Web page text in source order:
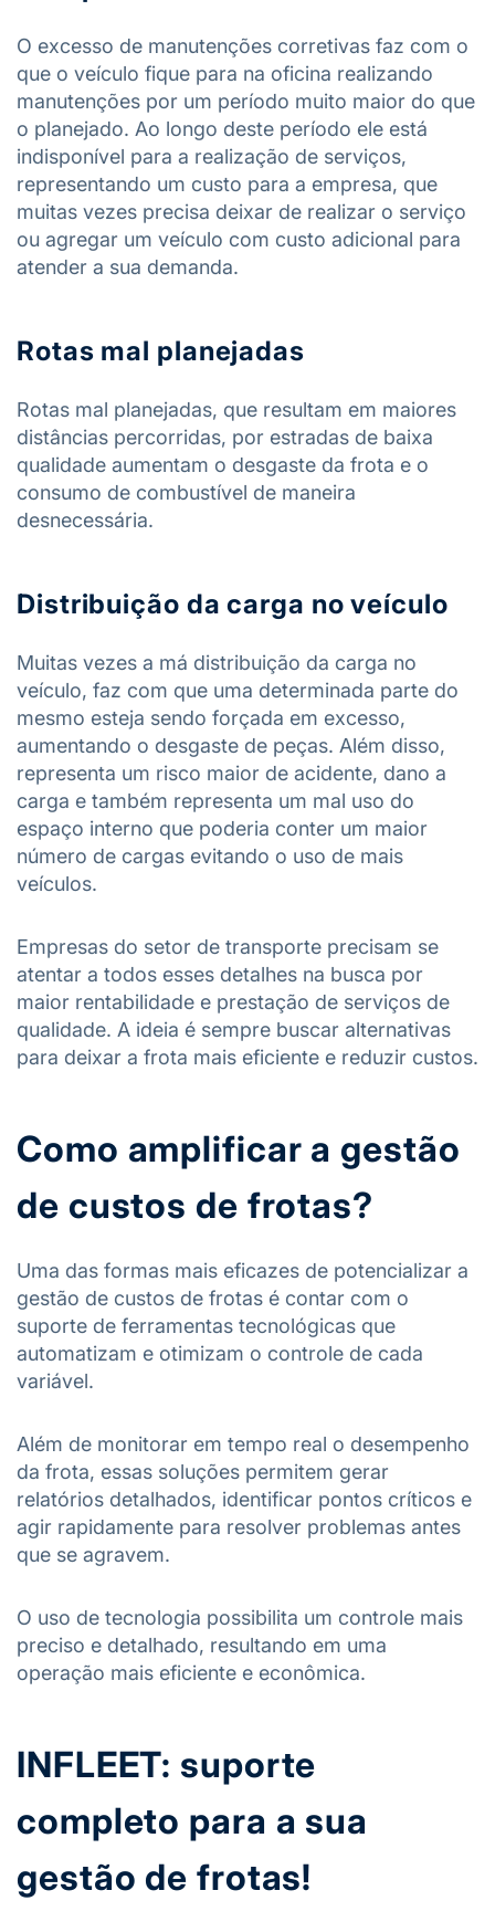
O excesso de manutenções corretivas faz com o
que o veículo fique para na oficina realizando
manutenções por um período muito maior do que
o planejado. Ao longo deste período ele está
indisponível para a realização de serviços,
representando um custo para a empresa, que
muitas vezes precisa deixar de realizar o serviço
ou agregar um veículo com custo adicional para
atender a sua demanda.
Rotas mal planejadas
Rotas mal planejadas, que resultam em maiores
distâncias percorridas, por estradas de baixa
qualidade aumentam o desgaste da frota e o
consumo de combustível de maneira
desnecessária.
Distribuição da carga no veículo
Muitas vezes a má distribuição da carga no
veículo, faz com que uma determinada parte do
mesmo esteja sendo forçada em excesso,
aumentando o desgaste de peças. Além disso,
representa um risco maior de acidente, dano a
carga e também representa um mal uso do
espaço interno que poderia conter um maior
número de cargas evitando o uso de mais
veículos.
Empresas do setor de transporte precisam se
atentar a todos esses detalhes na busca por
maior rentabilidade e prestação de serviços de
qualidade. A ideia é sempre buscar alternativas
para deixar a frota mais eficiente e reduzir custos.
Como amplificar a gestão
de custos de frotas?
Uma das formas mais eficazes de potencializar a
gestão de custos de frotas é contar com o
suporte de ferramentas tecnológicas que
automatizam e otimizam o controle de cada
variável.
Além de monitorar em tempo real o desempenho
da frota, essas soluções permitem gerar
relatórios detalhados, identificar pontos críticos e
agir rapidamente para resolver problemas antes
que se agravem.
O uso de tecnologia possibilita um controle mais
preciso e detalhado, resultando em uma
operação mais eficiente e econômica.
INFLEET: suporte
completo para a sua
gestão de frotas!